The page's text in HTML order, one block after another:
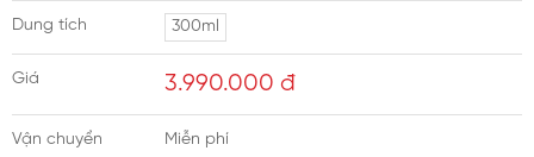
Dung tích 300ml
Giá 3.990.000 đ
Vận chuyển Miễn phí